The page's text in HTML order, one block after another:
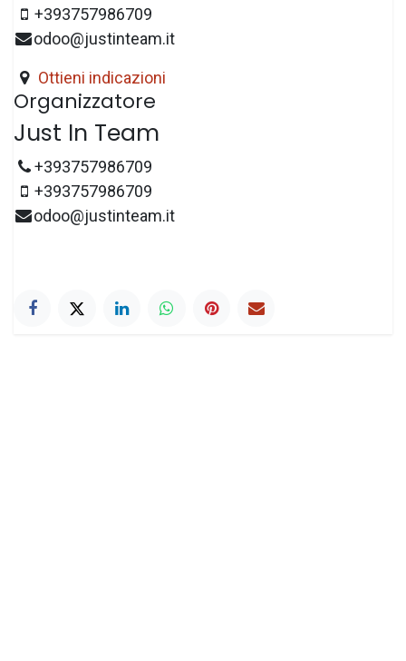
+393757986709
odoo@justinteam.it
Ottieni indicazioni
Organizzatore
Just In Team
+393757986709
+393757986709
odoo@justinteam.it